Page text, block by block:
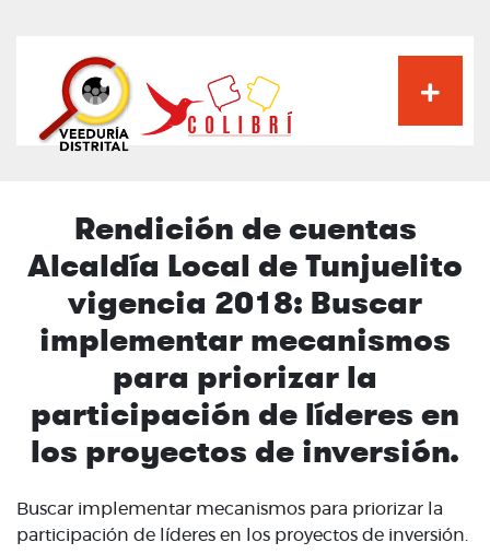
principal
Rendición de cuentas
Alcaldía Local de Tunjuelito
vigencia 2018: Buscar
implementar mecanismos
para priorizar la
participación de líderes en
los proyectos de inversión.
Buscar implementar mecanismos para priorizar la
participación de líderes en los proyectos de inversión.